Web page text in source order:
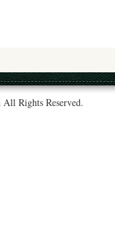
Rights Reserved.